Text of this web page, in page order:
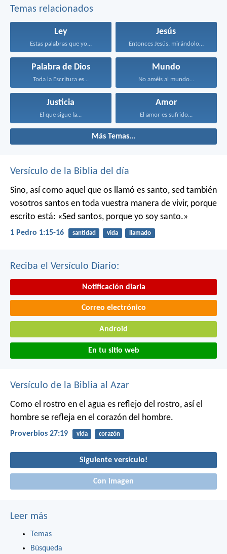
Temas relacionados
Ley
Estas palabras que yo...
Jesús
Entonces Jesús, mirándolos, dijo...
Palabra de Dios
Toda la Escritura es...
Mundo
No améis al mundo...
Justicia
El que sigue la...
Amor
El amor es sufrido...
Más Temas...
Versículo de la Biblia del día
Sino, así como aquel que os llamó es santo, sed también
vosotros santos en toda vuestra manera de vivir, porque
escrito está: «Sed santos, porque yo soy santo.»
1 Pedro 1:15-16 santidad vida llamado
Reciba el Versículo Diario:
Notificación diaria
Correo electrónico
Android
En tu sitio web
Versículo de la Biblia al Azar
Como el rostro en el agua es reflejo del rostro, así el
hombre se refleja en el corazón del hombre.
Proverbios 27:19 vida corazón
Siguiente versículo!
Con imagen
Leer más
Temas
Búsqueda